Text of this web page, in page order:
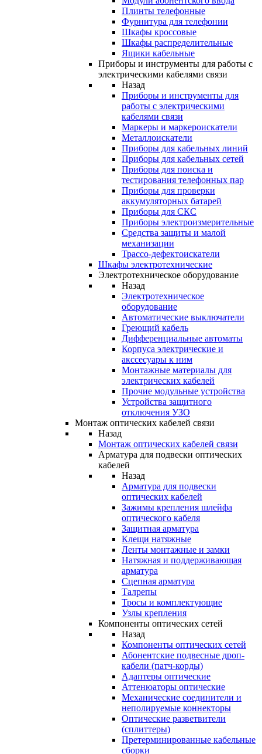
Плинты телефонные
Фурнитура для телефонии
Шкафы кроссовые
Шкафы распределительные
Ящики кабельные
Приборы и инструменты для работы с
электрическими кабелями связи
Назад
Приборы и инструменты для
работы с электрическими
кабелями связи
Маркеры и маркероискатели
Металлоискатели
Приборы для кабельных линий
Приборы для кабельных сетей
Приборы для поиска и
тестирования телефонных пар
Приборы для проверки
аккумуляторных батарей
Приборы для СКС
Приборы электроизмерительные
Средства защиты и малой
механизации
Трассо-дефектоискатели
Шкафы электротехнические
Электротехническое оборудование
Назад
Электротехническое
оборудование
Автоматические выключатели
Греющий кабель
Дифференциальные автоматы
Корпуса электрические и
акссесуары к ним
Монтажные материалы для
электрических кабелей
Прочие модульные устройства
Устройства защитного
отключения УЗО
Монтаж оптических кабелей связи
Назад
Монтаж оптических кабелей связи
Арматура для подвески оптических
кабелей
Назад
Арматура для подвески
оптических кабелей
Зажимы крепления шлейфа
оптического кабеля
Защитная арматура
Клещи натяжные
Ленты монтажные и замки
Натяжная и поддерживающая
арматура
Сцепная арматура
Талрепы
Тросы и комплектующие
Узлы крепления
Компоненты оптических сетей
Назад
Компоненты оптических сетей
Абонентские подвесные дроп-
кабели (патч-корды)
Адаптеры оптические
Аттенюаторы оптические
Механические соединители и
неполируемые коннекторы
Оптические разветвители
(сплиттеры)
Претерминированные кабельные
сборки